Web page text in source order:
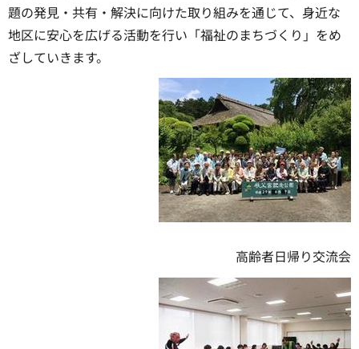
題の発見・共有・解決に向けた取り組みを通じて、身近な
地区に安心を広げる活動を行い「福祉のまちづくり」をめ
ざしていきます。
高齢者日帰り交流会